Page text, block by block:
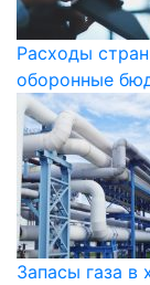
Расходы
оборонные
Запасы газа